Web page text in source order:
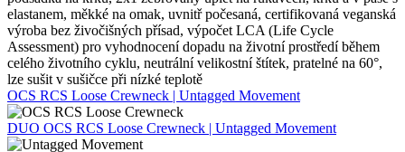
elastanem, měkké na omak, uvnitř počesaná, certifikovaná veganská
výroba bez živočišných přísad, výpočet LCA (Life Cycle
Assessment) pro vyhodnocení dopadu na životní prostředí během
celého životního cyklu, neutrální velikostní štítek, pratelné na 60°,
lze sušit v sušičce při nízké teplotě
OCS RCS Loose Crewneck | Untagged Movement
DUO OCS RCS Loose Crewneck | Untagged Movement